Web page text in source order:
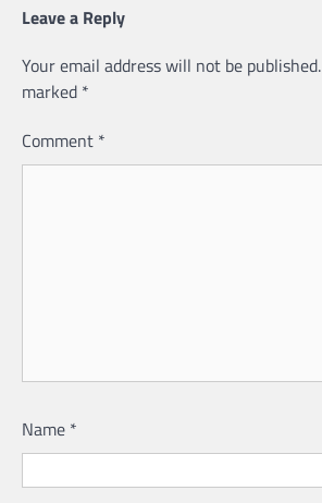
Leave a Reply
Your email address will not be published.
marked *
Comment *
Name *